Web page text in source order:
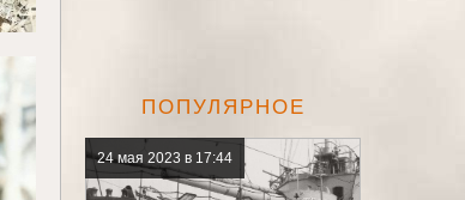
ПОПУЛЯРНОЕ
24 мая 2023 в 17:44